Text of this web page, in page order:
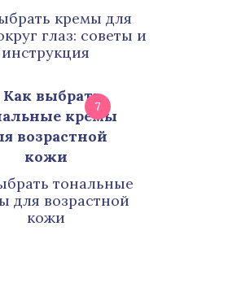
кремы для
глаз: советы и
инструкция
7
тональные
для возрастной
кожи